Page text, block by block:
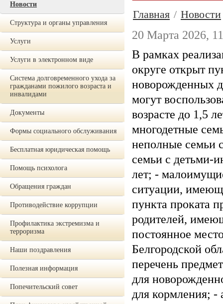
Новости
Структура и органы управления
Услуги
Услуги в электронном виде
Система долговременного ухода за
гражданами пожилого возраста и
инвалидами
Документы
Формы социального обслуживания
Бесплатная юридическая помощь
Помощь психолога
Обращения граждан
Противодействие коррупции
Профилактика экстремизма и
терроризма
Наши поздравления
Полезная информация
Попечительский совет
Главная / Новости
20 Марта 2026,
В рамках
округе открыт
новорожденных
могут
возрасте до 1,5
многодетные
неполные семьи
семьи с детьми-
лет; -
ситуации,
пункта проката
родителей,
постоянное
Белгородской
перечень
для
для кормления; -